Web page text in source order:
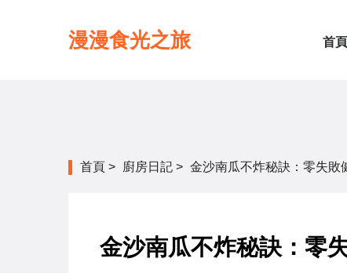
漫漫食光之旅 首頁
首頁 > 廚房日記 > 金沙南瓜不炸秘訣：零失敗
金沙南瓜不炸秘訣：零